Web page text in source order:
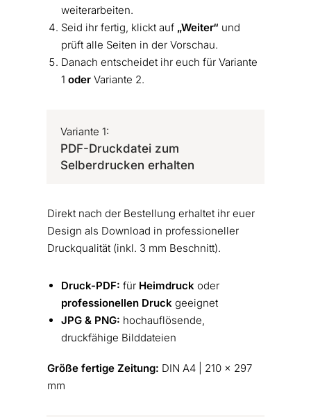
weiterarbeiten.
Seid ihr fertig, klickt auf „Weiter“ und
prüft alle Seiten in der Vorschau.
Danach entscheidet ihr euch für Variante
1 oderVariante 2.
Variante 1:
PDF-Druckdatei zum
Selberdrucken erhalten
Direkt nach der Bestellung erhaltet ihr euer
Design als Download in professioneller
Druckqualität (inkl. 3 mm Beschnitt).
Druck-PDF: für Heimdruck oder
professionellen Druck geeignet
JPG & PNG: hochauflösende,
druckfähige Bilddateien
Größe fertige Zeitung: DIN A4 | 210 x 297
mm